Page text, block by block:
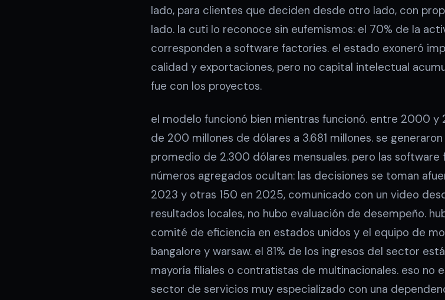
lado, para clientes que deciden desde otro lado, con
lado. la cuti lo reconoce sin eufemismos: el 70% de la
corresponden a software factories. el estado exoneró
calidad y exportaciones, pero no capital intelectual
fue con los proyectos.
el modelo funcionó bien mientras funcionó. entre 2000
de 200 millones de dólares a 3.681 millones. se
promedio de 2.300 dólares mensuales. pero las
números agregados ocultan: las decisiones se toman
2023 y otras 150 en 2025, comunicado con un video
resultados locales, no hubo evaluación de desempeño.
comité de eficiencia en estados unidos y el equipo de
bangalore y warsaw. el 81% de los ingresos del sector
mayoría filiales o contratistas de multinacionales. eso no
sector de servicios muy especializado con una